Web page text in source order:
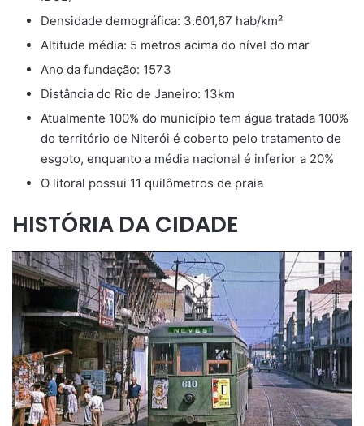
Densidade demográfica: 3.601,67 hab/km²
Altitude média: 5 metros acima do nível do mar
Ano da fundação: 1573
Distância do Rio de Janeiro: 13km
Atualmente 100% do município tem água tratada 100%
do território de Niterói é coberto pelo tratamento de
esgoto, enquanto a média nacional é inferior a 20%
O litoral possui 11 quilômetros de praia
HISTÓRIA DA CIDADE